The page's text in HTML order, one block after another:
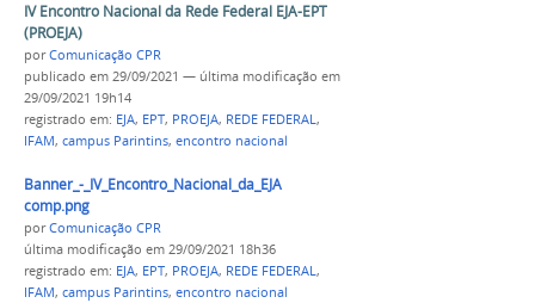
IV Encontro Nacional da Rede Federal EJA-EPT
(PROEJA)
porComunicação CPR
publicado em 29/09/2021 — última modificação em
29/09/2021 19h14
registrado em: EJA, EPT, PROEJA, REDE FEDERAL,
IFAM, campus Parintins, encontro nacional
Banner_-_IV_Encontro_Nacional_da_EJA
comp.png
porComunicação CPR
última modificação em 29/09/2021 18h36
registrado em: EJA, EPT, PROEJA, REDE FEDERAL,
IFAM, campus Parintins, encontro nacional